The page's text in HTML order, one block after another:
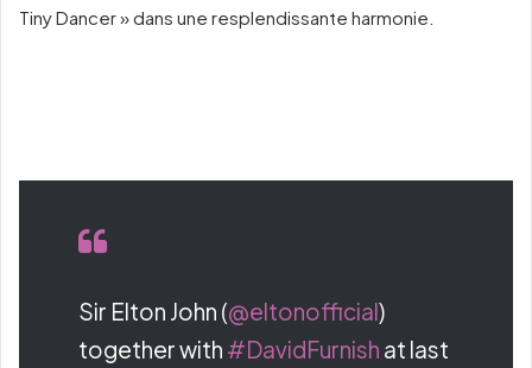
Tiny Dancer » dans une resplendissante harmonie.
Sir Elton John (@eltonofficial)
together with #DavidFurnish at last